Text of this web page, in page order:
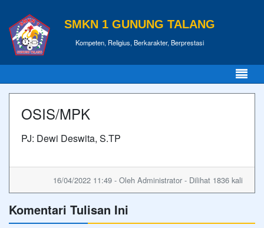
SMKN 1 GUNUNG TALANG
Kompeten, Religius, Berkarakter, Berprestasi
OSIS/MPK
PJ: Dewi Deswita, S.TP
16/04/2022 11:49 - Oleh Administrator - Dilihat 1836 kali
Komentari Tulisan Ini